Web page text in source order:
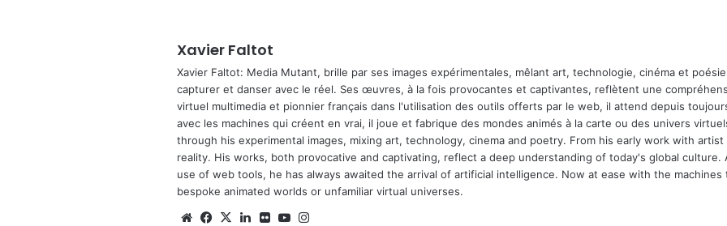
Xavier Faltot
Xavier Faltot: Media Mutant, brille par ses images expérimentales, mêlant art, technologie, cinéma et
capturer et danser avec le réel. Ses œuvres, à la fois provocantes et captivantes, reflètent une
virtuel multimedia et pionnier français dans l'utilisation des outils offerts par le web, il attend depuis
avec les machines qui créent en vrai, il joue et fabrique des mondes animés à la carte ou des univers
through his experimental images, mixing art, technology, cinema and poetry. From his early work with
reality. His works, both provocative and captivating, reflect a deep understanding of today's global culture.
use of web tools, he has always awaited the arrival of artificial intelligence. Now at ease with the
bespoke animated worlds or unfamiliar virtual universes.
WebsiteFacebook
X Linkedin
FlickrYouTube